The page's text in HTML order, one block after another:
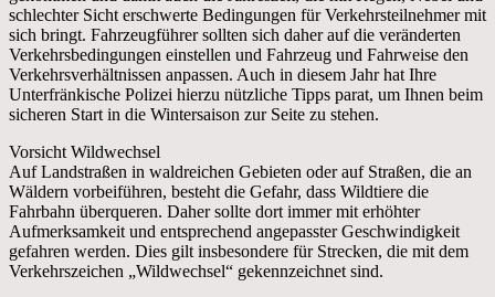
schlechter Sicht erschwerte Bedingungen für Verkehrsteilnehmer mit
sich bringt. Fahrzeugführer sollten sich daher auf die veränderten
Verkehrsbedingungen einstellen und Fahrzeug und Fahrweise den
Verkehrsverhältnissen anpassen. Auch in diesem Jahr hat Ihre
Unterfränkische Polizei hierzu nützliche Tipps parat, um Ihnen beim
sicheren Start in die Wintersaison zur Seite zu stehen.
Vorsicht Wildwechsel
Auf Landstraßen in waldreichen Gebieten oder auf Straßen, die an
Wäldern vorbeiführen, besteht die Gefahr, dass Wildtiere die
Fahrbahn überqueren. Daher sollte dort immer mit erhöhter
Aufmerksamkeit und entsprechend angepasster Geschwindigkeit
gefahren werden. Dies gilt insbesondere für Strecken, die mit dem
Verkehrszeichen „Wildwechsel“ gekennzeichnet sind.